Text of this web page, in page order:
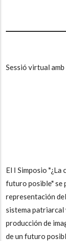
Sessió virtual
El I Simposio
futuro posible" se
representación
sistema patriarcal
producción de
de un futuro